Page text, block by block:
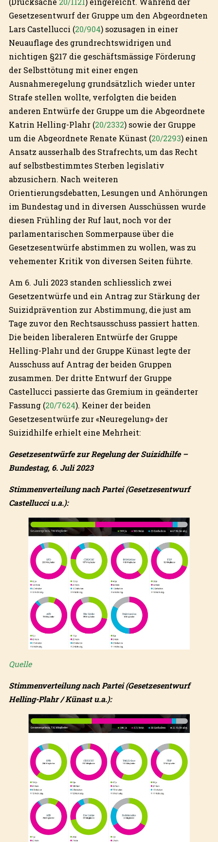
Gesetzesentwurf der Gruppe um den Abgeordneten
Lars Castellucci (20/904) sozusagen in einer
Neuauflage des grundrechtswidrigen und
nichtigen §217 die geschäftsmässige Förderung
der Selbsttötung mit einer engen
Ausnahmeregelung grundsätzlich wieder unter
Strafe stellen wollte, verfolgten die beiden
anderen Entwürfe der Gruppe um die Abgeordnete
Katrin Helling-Plahr (20/2332) sowie der Gruppe
um die Abgeordnete Renate Künast (20/2293) einen
Ansatz ausserhalb des Strafrechts, um das Recht
auf selbstbestimmtes Sterben legislativ
abzusichern. Nach weiteren
Orientierungsdebatten, Lesungen und Anhörungen
im Bundestag und in diversen Ausschüssen wurde
diesen Frühling der Ruf laut, noch vor der
parlamentarischen Sommerpause über die
Gesetzesentwürfe abstimmen zu wollen, was zu
vehementer Kritik von diversen Seiten führte.
Am 6. Juli 2023 standen schliesslich zwei
Gesetzentwürfe und ein Antrag zur Stärkung der
Suizidprävention zur Abstimmung, die just am
Tage zuvor den Rechtsausschuss passiert hatten.
Die beiden liberaleren Entwürfe der Gruppe
Helling-Plahr und der Gruppe Künast legte der
Ausschuss auf Antrag der beiden Gruppen
zusammen. Der dritte Entwurf der Gruppe
Castellucci passierte das Gremium in geänderter
Fassung (20/7624). Keiner der beiden
Gesetzesentwürfe zur «Neuregelung» der
Suizidhilfe erhielt eine Mehrheit:
Gesetzesentwürfe zur Regelung der Suizidhilfe –
Bundestag, 6. Juli 2023
Stimmenverteilung nach Partei (Gesetzesentwurf
Castellucci u.a.):
Quelle
Stimmenverteilung nach Partei (Gesetzesentwurf
Helling-Plahr / Künast u.a.):